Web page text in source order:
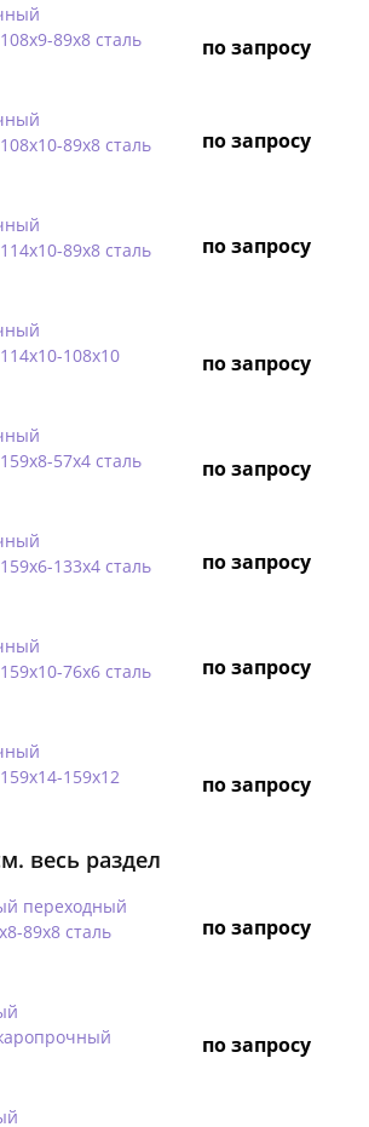
89х8 сталь
по запросу
89х8 сталь
по запросу
89х8 сталь
по запросу
108х10
по запросу
57х4 сталь
по запросу
133х4 сталь
по запросу
76х6 сталь
по запросу
159х12
по запросу
весь раздел
переходный
89х8 сталь
по запросу
по запросу